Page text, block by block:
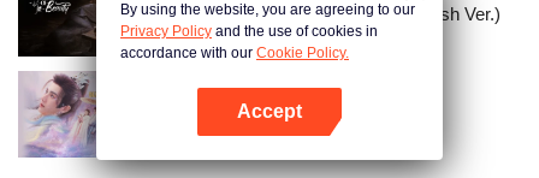
El Prisionero de la Belleza (English Ver.)
Deliberaciones del Amor
By using the website, you are agreeing to our
Privacy Policy and the use of cookies in
accordance with our Cookie Policy.
Accept